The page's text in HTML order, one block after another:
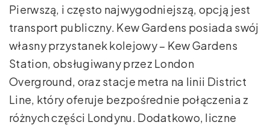
Pierwszą, i często najwygodniejszą, opcją jest
transport publiczny. Kew Gardens posiada swój
własny przystanek kolejowy – Kew Gardens
Station, obsługiwany przez London
Overground, oraz stacje metra na linii District
Line, który oferuje bezpośrednie połączenia z
różnych części Londynu. Dodatkowo, liczne